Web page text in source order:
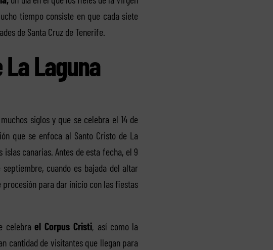
tiempo consiste en que cada siete
de Santa Cruz de Tenerife.
Laguna
siglos y que se celebra el 14 de
que se enfoca al Santo Cristo de La
islas canarias. Antes de esta fecha, el 9
cuando es bajada del altar
para dar inicio con las fiestas
celebrael Corpus Cristi, así como la
cantidad de visitantes que llegan para